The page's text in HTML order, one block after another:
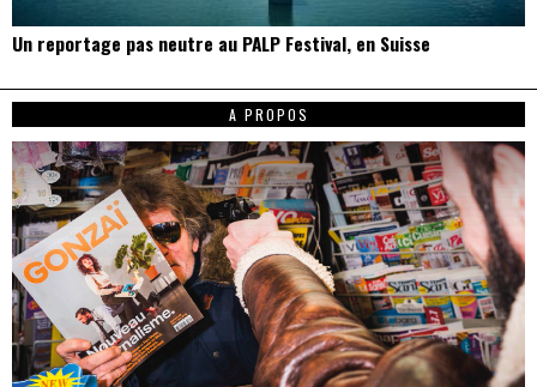
Un reportage pas neutre au PALP Festival, en Suisse
A PROPOS